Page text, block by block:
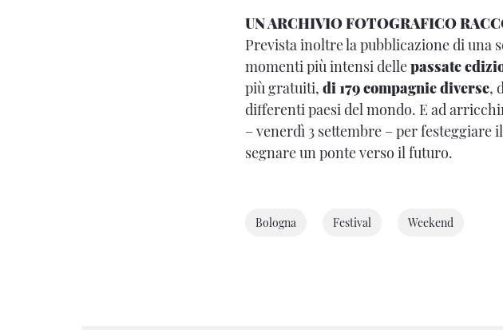
UN ARCHIVIO FOTOGRAFICO
Prevista inoltre la pubblicazione di una
momenti più intensi dellepassate
più gratuiti, di 179 compagnie diverse,
differenti paesi del mondo. E ad
– venerdì 3 settembre – per
segnare un ponte verso il futuro.
Bologna Festival Weekend